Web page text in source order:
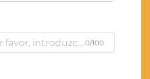
0/100